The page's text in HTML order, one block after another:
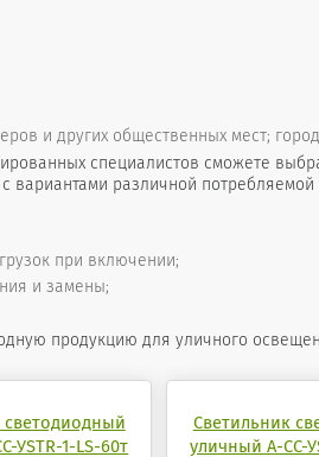
и других общественных мест;
специалистов сможете
различной
при включении;
и замены;
продукцию для уличного
светодиодный
УSTR-1-LS-60т
Светильник
уличный А-СС-